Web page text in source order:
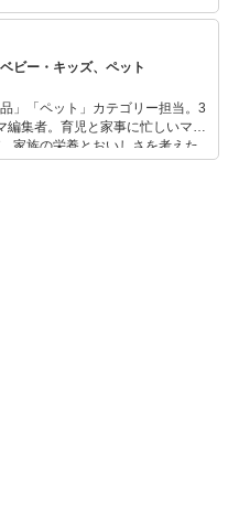
者数60万人のサイトに成長しアメ
語、韓国語、ロシア語に翻訳出
宝島社リンネルwebやTABI
中。
ビー・キッズ、ペット
」「ペット」カテゴリー担当。3
編集者。育児と家事に忙しいママ
家族の栄養とおいしさを考えた
クスタイムを楽しむためのスイ